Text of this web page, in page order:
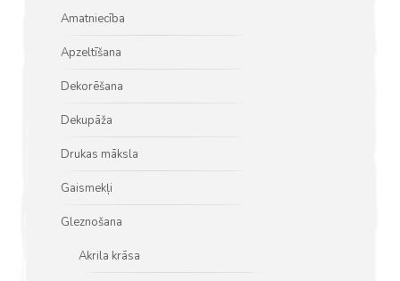
Amatniecība
Apzeltīšana
Dekorēšana
Dekupāža
Drukas māksla
Gaismekļi
Gleznošana
Akrila krāsa